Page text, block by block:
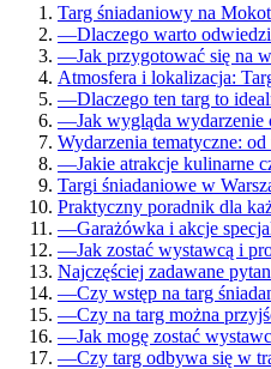
Targ śniadaniowy na
—Dlaczego warto
—Jak przygotować się na
Atmosfera i lokalizacja:
—Dlaczego ten targ to
—Jak wygląda wydarzenie
Wydarzenia tematyczne:
—Jakie atrakcje kulinarne
Targi śniadaniowe w
Praktyczny poradnik dla
—Garażówka i akcje
—Jak zostać wystawcą i
Najczęściej zadawane
—Czy wstęp na targ
—Czy na targ można
—Jak mogę zostać
—Czy targ odbywa się w